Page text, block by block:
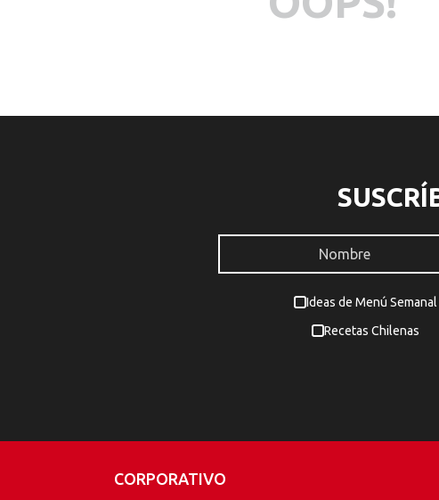
Ideas de Menú Semanal
Recetas Chilenas
CORPORATIVO